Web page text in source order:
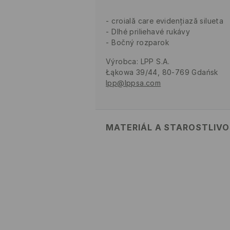
croială care evidențiază silueta
Dlhé priliehavé rukávy
Bočný rozparok
Výrobca: LPP S.A.
Łąkowa 39/44, 80-769 Gdańsk
lpp@lppsa.com
MATERIÁL A